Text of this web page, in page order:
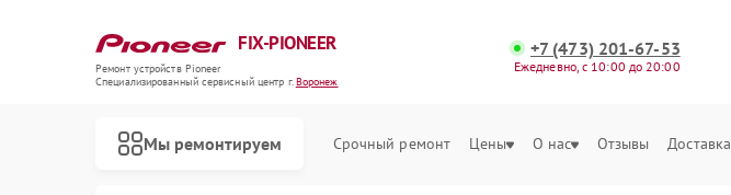
FIX-PIONEER
Ремонт устройств Pioneer
Специализированный cервисный центр г.Воронеж
+7 (473) 201-67-53
Ежедневно, с 10:00 до 20:00
Мы ремонтируем Срочный ремонт Цены О нас Отзывы Доставка